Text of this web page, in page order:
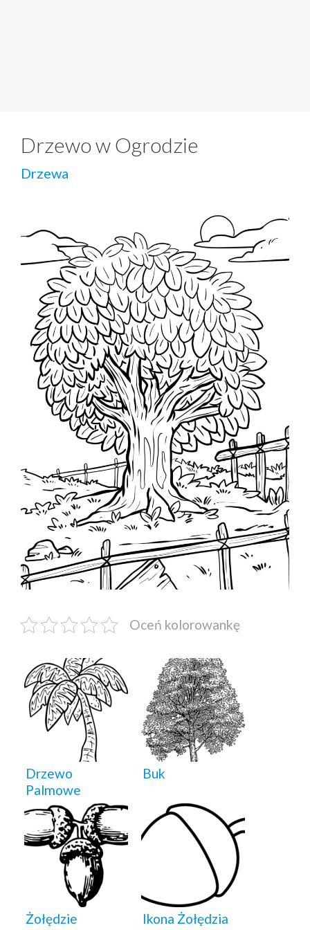
Drzewo w Ogrodzie
Drzewa
Oceń kolorowankę
Drzewo
Palmowe
Buk
Żołędzie Ikona Żołędzia